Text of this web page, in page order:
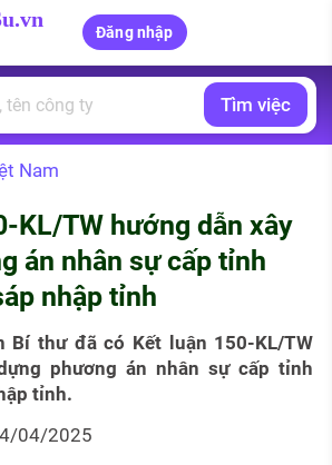
Đăng nhập
dụng
hàng đầu
- Net
cá nhân
nghiệp
lương
Tìm việc
Nam
KL/TW hướng dẫn xây
án nhân sự cấp tỉnh
nhập tỉnh
Bí thư đã có Kết luận 150-KL/TW
phương án nhân sự cấp tỉnh
tỉnh.
04/2025